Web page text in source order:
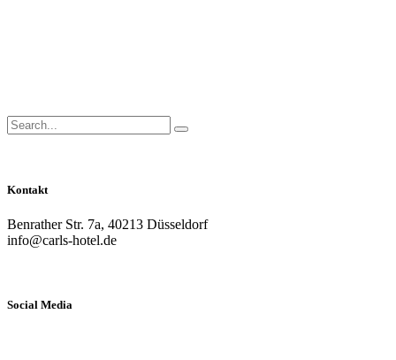
Search
for:
Search...
Kontakt
Benrather Str. 7a, 40213 Düsseldorf
info@carls-hotel.de
Social Media